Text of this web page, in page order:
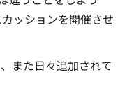
ッションを開催させ
また日々追加されて